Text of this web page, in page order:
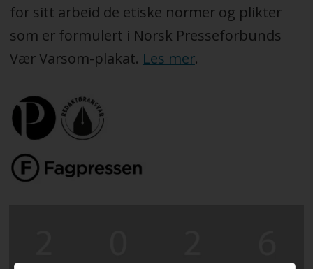
for sitt arbeid de etiske normer og plikter
som er formulert i Norsk Presseforbunds
Vær Varsom-plakat. Les mer.